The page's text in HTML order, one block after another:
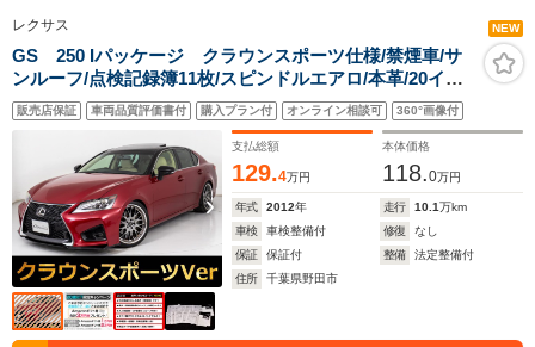
レクサス NEW
GS 250 Iパッケージ クラウンスポーツ仕様/禁煙車/サ
ンルーフ/点検記録簿11枚/スピンドルエアロ/本革/20イン
チアルミ&新品タイヤ/ダウンサス/LEDヘッドライト/クル
ーズコントロール/Bluetooth/冷暖房シート/シートメモリ
ーリアシェード
販売店保証 車両品質評価書付 購入プラン付 オンライン相談可 360°画像付
支払総額
129.4万円
本体価格
118.0万円
年式 2012年 走行 10.1万km
車検
車検整備付 修復
なし
保証
保証付 整備
法定整備付
住所
千葉県野田市